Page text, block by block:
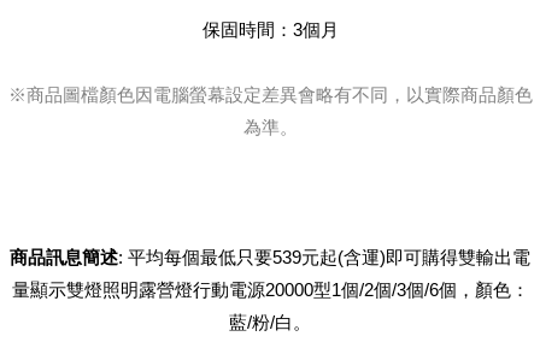
保固時間：3個月
※商品圖檔顏色因電腦螢幕設定差異會略有不同，以實際商品顏色
為準。
商品訊息簡述: 平均每個最低只要539元起(含運)即可購得雙輸出電
量顯示雙燈照明露營燈行動電源20000型1個/2個/3個/6個，顏色：
藍/粉/白。